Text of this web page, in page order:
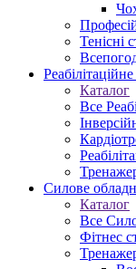
Тенісні
Каталог
Все
Силове
Каталог
Все
Фітнес